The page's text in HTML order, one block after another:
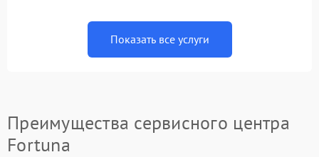
Показать все услуги
Преимущества сервисного центра
Fortuna